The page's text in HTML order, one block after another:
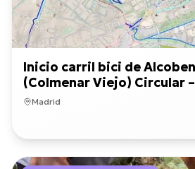
Inicio carril bici de
(Colmenar Viejo) Circular
Madrid